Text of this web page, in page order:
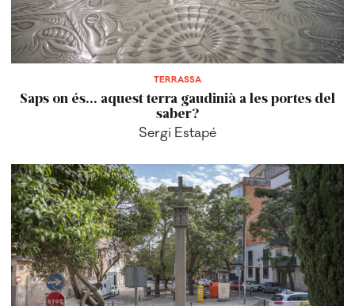
TERRASSA
Saps on és... aquest terra gaudinià a les portes del
saber?
Sergi Estapé